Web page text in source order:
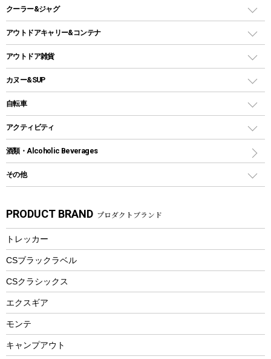
自立式タープ
パラソル
テントアクセサリー
ペグ
グランドシート
ガイドロープ
ツール
ヘッドライト
キャンドル
ガストーチ、ライター
卓上タイプグリル
パーティータイプグリル
鉄板、アミ
焚き火台&ストーブ
火起こし
バーベキューツール
ホットサンドメーカー
クッカーセット
シェラカップ
クッキングツール
ナイフ
カトラリー
マグカップ、カップ
ステンレスボトル
フードボトル
トレー
ランチョンマット
ランチボックス
ステンレスボトル
コップ付きタイプ
ワンタッチタイプ
プラスチックボトル
ディズニーボトル
クーラー&ジャグ
クーラーボックス
クーラーバッグ
ウォータージャグ
保冷剤
アウトドアキャリー&コンテナ
アウトドアキャリー
アウトドア雑貨
バックパック&バッグ
リュック、バックパック
トートバッグ、サコッシュ
ショッピングキャリー
その他アウトドア雑貨
スプレー関係
ツール、他
カヌー&SUP
インフレータブル
カヤック
パドル
ヘルメット
エアーポンプ
アクセサリー
自転車
折りたたみ自転車
スポーツサイクル
シティサイクル
自転車ウェア
アクティビティ
マリン
ラッシュガード
パラソル
フローティングベスト
ヘルメット
エアーポンプ
ビーチテント
ウィンター
スノーシュー
酒類・Alcoholic Beverages
その他
湯たんぽ
防災用品
PRODUCT BRAND プロダクトブランド
トレッカー
CSブラックラベル
CSクラシックス
エクスギア
モンテ
キャンプアウト